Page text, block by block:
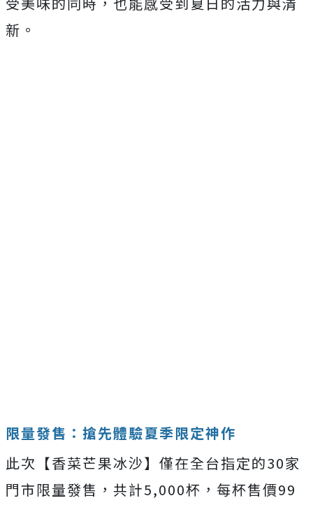
新。
限量發售：搶先體驗夏季限定神作
此次【香菜芒果冰沙】僅在全台指定的30家
門市限量發售，共計5,000杯，每杯售價99